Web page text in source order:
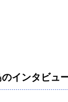
インタビュ